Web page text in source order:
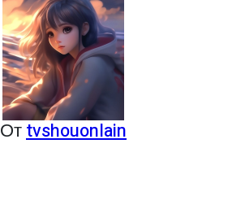
Отtvshouonlain